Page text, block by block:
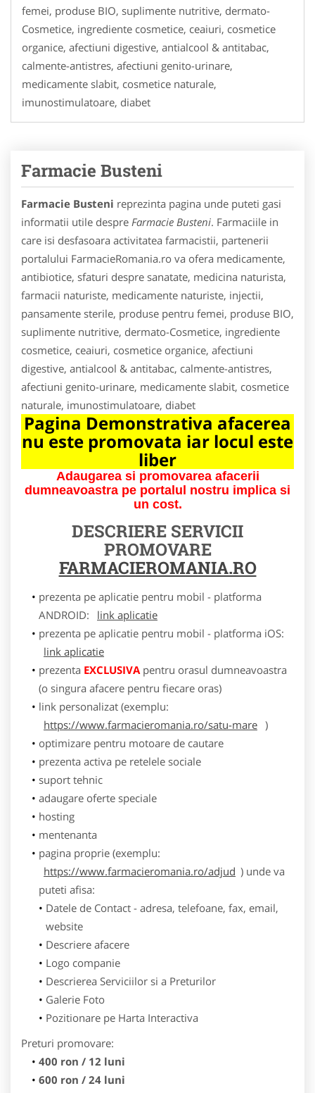
femei, produse BIO, suplimente nutritive, dermato-
Cosmetice, ingrediente cosmetice, ceaiuri, cosmetice
organice, afectiuni digestive, antialcool & antitabac,
calmente-antistres, afectiuni genito-urinare,
medicamente slabit, cosmetice naturale,
imunostimulatoare, diabet
Farmacie Busteni
Farmacie Busteni reprezinta pagina unde puteti gasi
informatii utile despre Farmacie Busteni. Farmaciile in
care isi desfasoara activitatea farmacistii, partenerii
portalului FarmacieRomania.ro va ofera medicamente,
antibiotice, sfaturi despre sanatate, medicina naturista,
farmacii naturiste, medicamente naturiste, injectii,
pansamente sterile, produse pentru femei, produse BIO,
suplimente nutritive, dermato-Cosmetice, ingrediente
cosmetice, ceaiuri, cosmetice organice, afectiuni
digestive, antialcool & antitabac, calmente-antistres,
afectiuni genito-urinare, medicamente slabit, cosmetice
naturale, imunostimulatoare, diabet
Pagina Demonstrativa afacerea
nu este promovata iar locul este
liber
Adaugarea si promovarea afacerii
dumneavoastra pe portalul nostru implica si
un cost.
DESCRIERE SERVICII
PROMOVARE
FARMACIEROMANIA.RO
prezenta pe aplicatie pentru mobil - platforma
ANDROID:
link aplicatie
prezenta pe aplicatie pentru mobil - platforma iOS:
link aplicatie
prezenta EXCLUSIVApentru orasul dumneavoastra
(o singura afacere pentru fiecare oras)
link personalizat (exemplu:
https://www.farmacieromania.ro/satu-mare )
optimizare pentru motoare de cautare
prezenta activa pe retelele sociale
suport tehnic
adaugare oferte speciale
hosting
mentenanta
pagina proprie (exemplu:
https://www.farmacieromania.ro/adjud ) unde va
puteti afisa:
Datele de Contact - adresa, telefoane, fax, email,
website
Descriere afacere
Logo companie
Descrierea Serviciilor si a Preturilor
Galerie Foto
Pozitionare pe Harta Interactiva
Preturi promovare:
400 ron / 12 luni
600 ron / 24 luni